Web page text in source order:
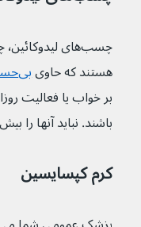
هستند که حاوی بی‌حسی موضعی
باشند. نباید آنها را بیش از ۱۲ ساعت متوالی
کرم کپسایسین